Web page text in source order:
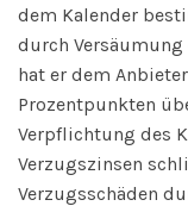
dem Kalender
durch Versäumung
hat er dem
Prozentpunkten
Verpflichtung des
Verzugszinsen
Verzugsschäden